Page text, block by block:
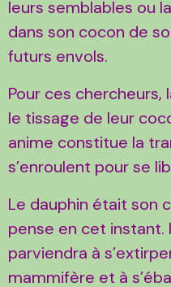
leurs semblables ou
dans son cocon de
futurs envols.
Pour ces chercheurs,
le tissage de leur
anime constitue la
s’enroulent pour se
Le dauphin était son
pense en cet instant.
parviendra à
mammifère et à